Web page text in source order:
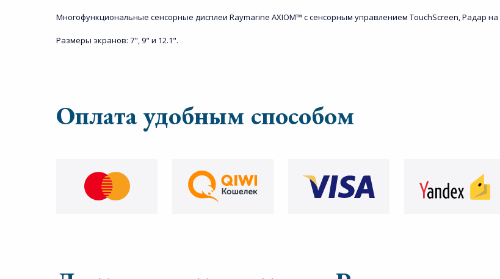
Многофункциональные сенсорные дисплеи Raymarine AXIOM™ c сенсорным управлением TouchScreen, Радар на
Размеры экранов: 7", 9" и 12.1".
Оплата удобным способом